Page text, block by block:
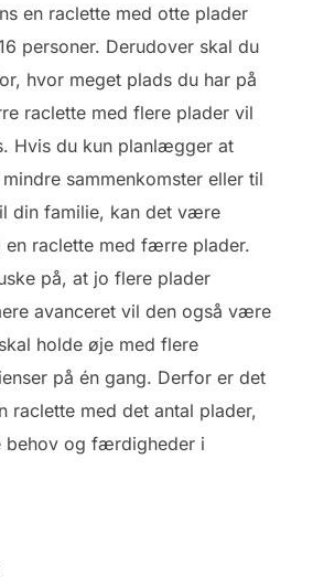
en raclette med otte plader
personer. Derudover skal du
hvor meget plads du har på
raclette med flere plader vil
Hvis du kun planlægger at
sammenkomster eller til
din familie, kan det være
raclette med færre plader.
på, at jo flere plader
avanceret vil den også være
holde øje med flere
på én gang. Derfor er det
med det antal plader,
behov og færdigheder i